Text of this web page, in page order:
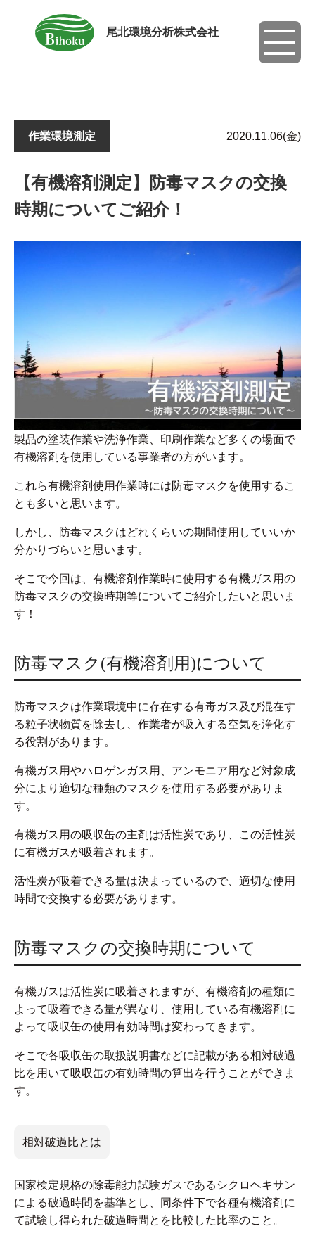
尾北環境分析株式会社
toggle
作業環境測定 2020.11.06(金)
【有機溶剤測定】防毒マスクの交換
時期についてご紹介！
製品の塗装作業や洗浄作業、印刷作業など多くの場面で
有機溶剤を使用している事業者の方がいます。
これら有機溶剤使用作業時には防毒マスクを使用するこ
とも多いと思います。
しかし、防毒マスクはどれくらいの期間使用していいか
分かりづらいと思います。
そこで今回は、有機溶剤作業時に使用する有機ガス用の
防毒マスクの交換時期等についてご紹介したいと思いま
す！
防毒マスク(有機溶剤用)について
防毒マスクは作業環境中に存在する有毒ガス及び混在す
る粒子状物質を除去し、作業者が吸入する空気を浄化す
る役割があります。
有機ガス用やハロゲンガス用、アンモニア用など対象成
分により適切な種類のマスクを使用する必要がありま
す。
有機ガス用の吸収缶の主剤は活性炭であり、この活性炭
に有機ガスが吸着されます。
活性炭が吸着できる量は決まっているので、適切な使用
時間で交換する必要があります。
防毒マスクの交換時期について
有機ガスは活性炭に吸着されますが、有機溶剤の種類に
よって吸着できる量が異なり、使用している有機溶剤に
よって吸収缶の使用有効時間は変わってきます。
そこで各吸収缶の取扱説明書などに記載がある相対破過
比を用いて吸収缶の有効時間の算出を行うことができま
す。
相対破過比とは
国家検定規格の除毒能力試験ガスであるシクロヘキサン
による破過時間を基準とし、同条件下で各種有機溶剤に
て試験し得られた破過時間とを比較した比率のこと。